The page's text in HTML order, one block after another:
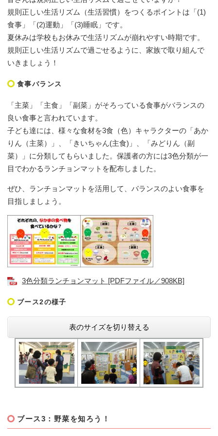
規則正しい生活リズム（生活習慣）をつくるポイントは「(1)
食事」「(2)運動」「(3)睡眠」です。
夏休みは学校もお休みで生活リズムが崩れやすい時期です。
規則正しい生活リズムで過ごせるように、家族で取り組んで
いきましょう！
食事バランス
「主菜」「主食」「副菜」がそろっている食事がバランスの
良い食事と言われています。
子ども達には、様々な食材を3食（色）キャラクターの「あか
りん（主菜）」、「きいちゃん(主食)」、「みどりん（副
菜）」に分類してもらいました。保護者の方には3色分類が一
目でわかるランチョンマットを配布しました。
ぜひ、ランチョンマットを活用して、バランスのよい食事を
目指しましょう。
3色分類ランチョンマット [PDFファイル／908KB]
ブース2の様子
表のサイズを切り替える
ブース3：野菜を知ろう！